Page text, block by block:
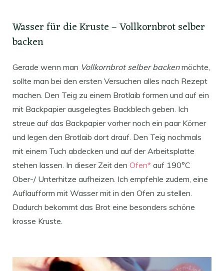
Wasser für die Kruste – Vollkornbrot selber
backen
Gerade wenn man Vollkornbrot selber backenmöchte,
sollte man bei den ersten Versuchen alles nach Rezept
machen. Den Teig zu einem Brotlaib formen und auf ein
mit Backpapier ausgelegtes Backblech geben. Ich
streue auf das Backpapier vorher noch ein paar Körner
und legen den Brotlaib dort drauf. Den Teig nochmals
mit einem Tuch abdecken und auf der Arbeitsplatte
stehen lassen. In dieser Zeit den Ofen* auf 190°C
Ober-/ Unterhitze aufheizen. Ich empfehle zudem, eine
Auflaufform mit Wasser mit in den Ofen zu stellen.
Dadurch bekommt das Brot eine besonders schöne
krosse Kruste.